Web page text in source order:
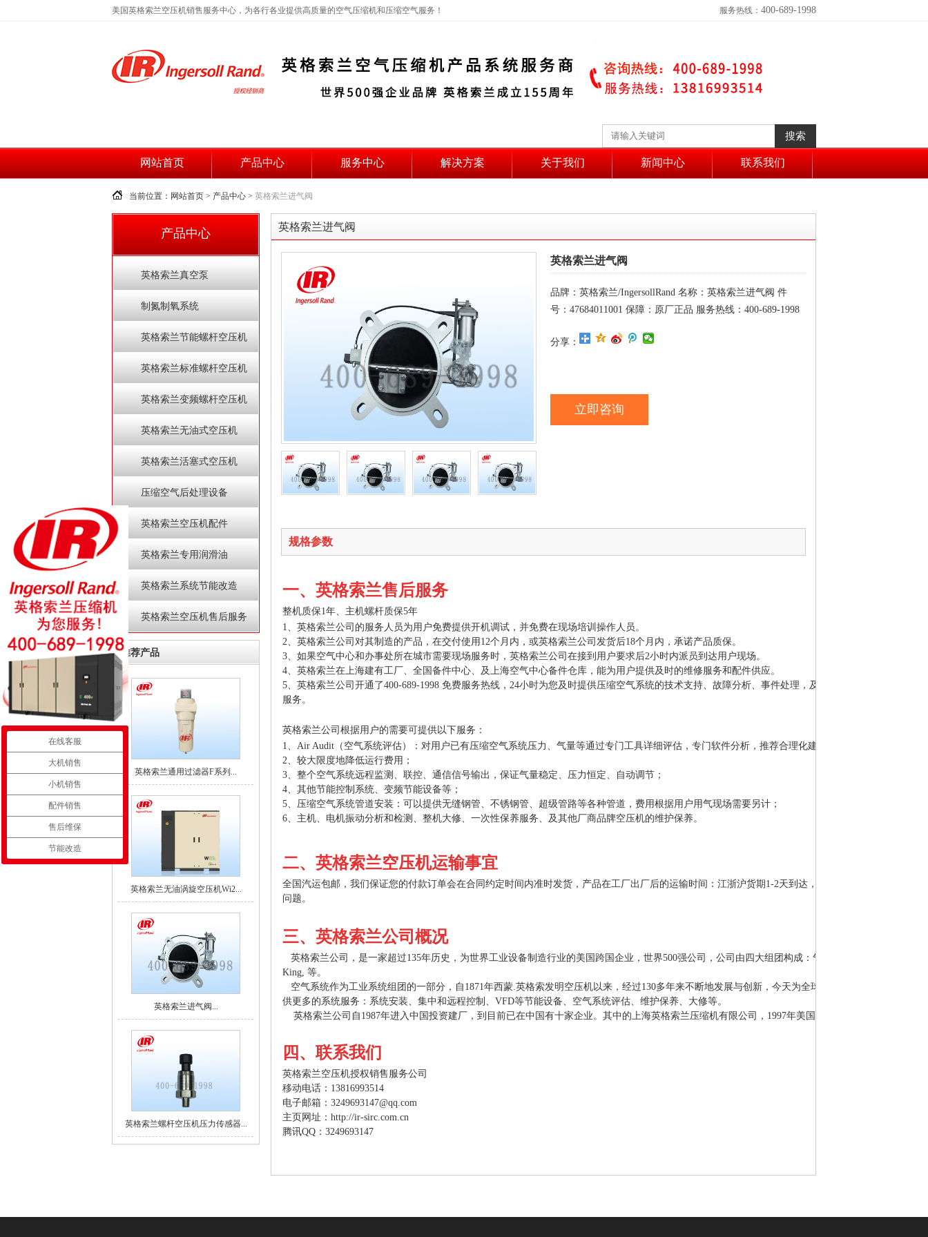
美国英格索兰空压机销售服务中心，为各行各业提供高质量的空气压缩机和压缩空气服务！ 服务热线： 400-689-1998
网站首页 产品中心 服务中心 解决方案 关于我们 新闻中心 联系我们
当前位置：网站首页 > 产品中心 > 英格索兰进气阀
产品中心
英格索兰真空泵
制氮制氧系统
英格索兰节能螺杆空压机
英格索兰标准螺杆空压机
英格索兰变频螺杆空压机
英格索兰无油式空压机
英格索兰活塞式空压机
压缩空气后处理设备
英格索兰空压机配件
英格索兰专用润滑油
英格索兰系统节能改造
英格索兰空压机售后服务
推荐产品
英格索兰通用过滤器F系列...
英格索兰无油涡旋空压机Wi2...
英格索兰进气阀...
英格索兰螺杆空压机压力传感器...
英格索兰进气阀
英格索兰进气阀
品牌：英格索兰/IngersollRand 名称：英格索兰进气阀 件
号：47684011001 保障：原厂正品 服务热线：400-689-1998
分享：
立即咨询
规格参数
一、英格索兰售后服务
整机质保1年、主机螺杆质保5年
1、英格索兰公司的服务人员为用户免费提供开机调试，并免费在现场培训操作人员。
2、英格索兰公司对其制造的产品，在交付使用12个月内，或英格索兰公司发货后18个月内，承诺产品质保。
3、如果空气中心和办事处所在城市需要现场服务时，英格索兰公司在接到用户要求后2小时内派员到达用户现场。
4、英格索兰在上海建有工厂、全国备件中心、及上海空气中心备件仓库，能为用户提供及时的维修服务和配件供应。
5、英格索兰公司开通了400-689-1998 免费服务热线，24小时为您及时提供压缩空气系统的技术支持、故障分析、事件处理，及技术资源共享。接到
服务。
英格索兰公司根据用户的需要可提供以下服务：
1、Air Audit（空气系统评估）：对用户已有压缩空气系统压力、气量等通过专门工具详细评估，专门软件分析，推荐合理化建议和改进方
2、较大限度地降低运行费用；
3、整个空气系统远程监测、联控、通信信号输出，保证气量稳定、压力恒定、自动调节；
4、其他节能控制系统、变频节能设备等；
5、压缩空气系统管道安装：可以提供无缝钢管、不锈钢管、超级管路等各种管道，费用根据用户用气现场需要另计；
6、主机、电机振动分析和检测、整机大修、一次性保养服务、及其他厂商品牌空压机的维护保养。
二、英格索兰空压机运输事宜
全国汽运包邮，我们保证您的付款订单会在合同约定时间内准时发货，产品在工厂出厂后的运输时间：江浙沪货期1-2天到达，其它省市大约3-5天（
问题。
三、英格索兰公司概况
英格索兰公司，是一家超过135年历史，为世界工业设备制造行业的美国跨国企业，世界500强公司，公司由四大组团构成：气候控制、工业系统、基
King, 等。
空气系统作为工业系统组团的一部分，自1871年西蒙.英格索发明空压机以来，经过130多年来不断地发展与创新，今天为全球用户提供详细的空气
供更多的系统服务：系统安装、集中和远程控制、VFD等节能设备、空气系统评估、维护保养、大修等。
英格索兰公司自1987年进入中国投资建厂，到目前已在中国有十家企业。其中的上海英格索兰压缩机有限公司，1997年美国英格索兰控股80%，
四、联系我们
英格索兰空压机授权销售服务公司
移动电话： 13816993514
电子邮箱： 3249693147@qq.com
主页网址： http://ir-sirc.com.cn
腾讯QQ：3249693147
在线客服
大机销售
小机销售
配件销售
售后维保
节能改造